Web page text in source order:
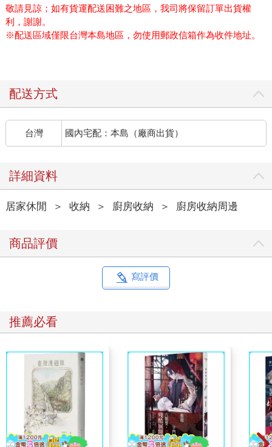
敬請見諒；如有貨運配送困難之地區，我司將保留訂單出貨權
利，謝謝。
※配送區域僅限台灣本島地區，勿使用郵政信箱作為收件地址。
配送方式
台灣 國內宅配：本島（廠商出貨）
詳細資料
居家休閒 ＞ 收納 ＞ 廚房收納 ＞ 廚房收納周邊
商品評價
寫評價
推薦必看